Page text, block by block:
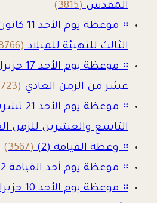
المقدس(3815)
።
الثالث للتهيئة للميلاد(3766)
።
عشر من الزمن العادي(3723)
።
التاسع والعشرين للزمن
። وعظة القيامة (2)
(3567)
። موعظة يوم أحد القيامة 2012
።